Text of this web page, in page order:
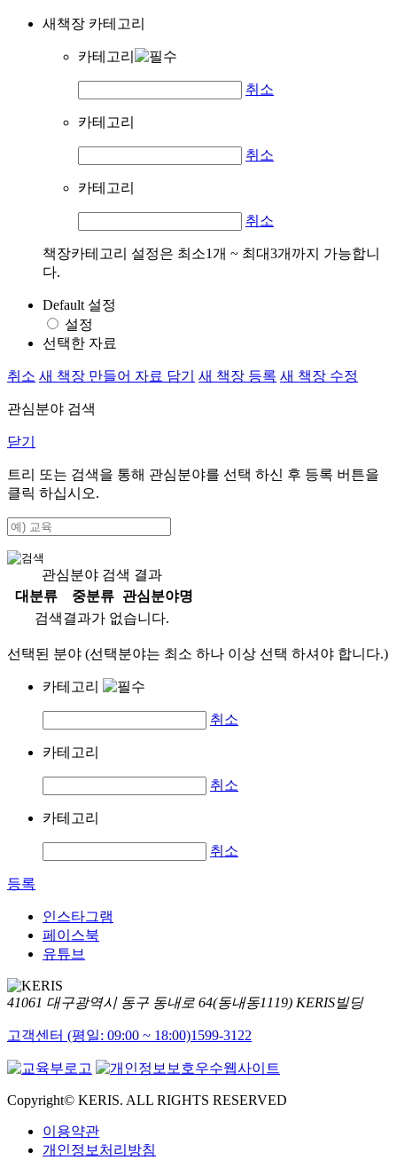
새책장 카테고리
카테고리
취소
카테고리
취소
카테고리
취소
책장카테고리 설정은 최소1개 ~ 최대3개까지 가능합니
다.
Default 설정
설정
선택한 자료
취소 새 책장 만들어 자료 담기 새 책장 등록 새 책장 수정
관심분야 검색
닫기
트리 또는 검색을 통해 관심분야를 선택 하신 후 등록 버튼을
클릭 하십시오.
관심분야 검색 결과
대분류
중분류
관심분야명
검색결과가 없습니다.
선택된 분야 (선택분야는 최소 하나 이상 선택 하셔야 합니다.)
카테고리
취소
카테고리
취소
카테고리
취소
등록
인스타그램
페이스북
유튜브
41061 대구광역시 동구 동내로 64(동내동1119) KERIS빌딩
고객센터 (평일: 09:00 ~ 18:00)1599-3122
Copyright© KERIS. ALL RIGHTS RESERVED
이용약관
개인정보처리방침